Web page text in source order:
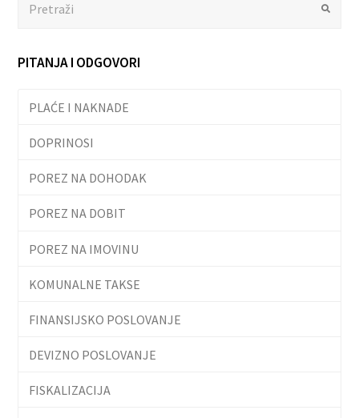
PITANJA I ODGOVORI
PLAĆE I NAKNADE
DOPRINOSI
POREZ NA DOHODAK
POREZ NA DOBIT
POREZ NA IMOVINU
KOMUNALNE TAKSE
FINANSIJSKO POSLOVANJE
DEVIZNO POSLOVANJE
FISKALIZACIJA